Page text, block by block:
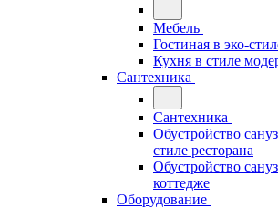
Мебель
Гостиная в эко-
Кухня в стиле
Сантехника
Сантехника
Обустройство
стиле ресторана
Обустройство
коттедже
Оборудование